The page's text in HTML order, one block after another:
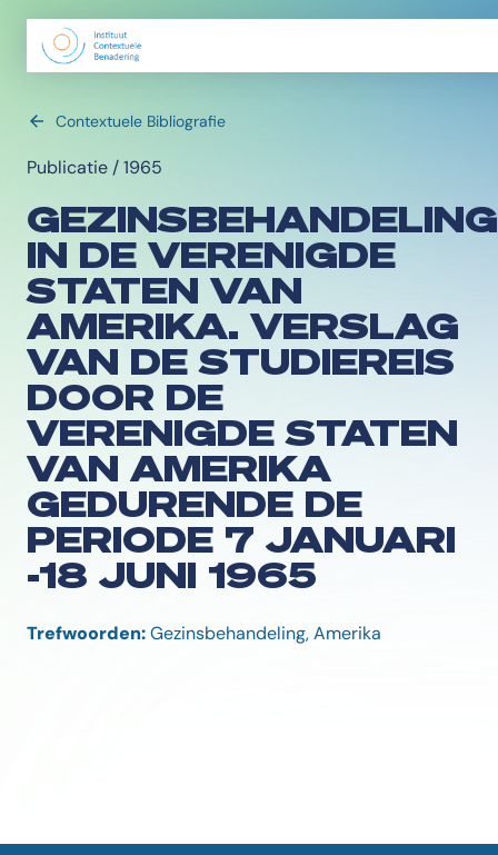
Contextuele Bibliografie
Publicatie / 1965
GEZINSBEHANDELING
IN DE VERENIGDE
STATEN VAN
AMERIKA. VERSLAG
VAN DE STUDIEREIS
DOOR DE
VERENIGDE STATEN
VAN AMERIKA
GEDURENDE DE
PERIODE 7 JANUARI
-18 JUNI 1965
Trefwoorden:Gezinsbehandeling, Amerika